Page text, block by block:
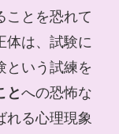
ことを恐れて
体は、試験に
という試練を
とへの恐怖な
れる心理現象